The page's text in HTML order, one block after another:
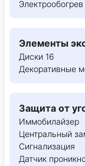
Элементы
Диски 16
Декоративные
Защита от
Иммобилайзер
Центральный
Сигнализация
Датчик